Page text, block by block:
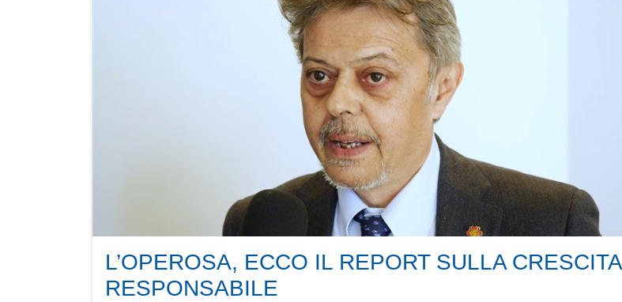
L’OPEROSA, ECCO IL REPORT SULLA CRESCITA
RESPONSABILE